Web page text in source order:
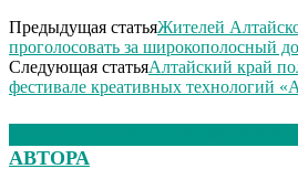
Предыдущая статьяЖителей
проголосовать за широкополосный
Следующая статьяАлтайский край
фестивале креативных
АВТОРА